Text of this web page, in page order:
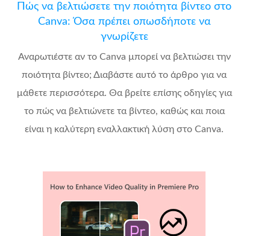
Πώς να βελτιώσετε την ποιότητα βίντεο στο
Canva: Όσα πρέπει οπωσδήποτε να
γνωρίζετε
Αναρωτιέστε αν το Canva μπορεί να βελτιώσει την
ποιότητα βίντεο; Διαβάστε αυτό το άρθρο για να
μάθετε περισσότερα. Θα βρείτε επίσης οδηγίες για
το πώς να βελτιώνετε τα βίντεο, καθώς και ποια
είναι η καλύτερη εναλλακτική λύση στο Canva.